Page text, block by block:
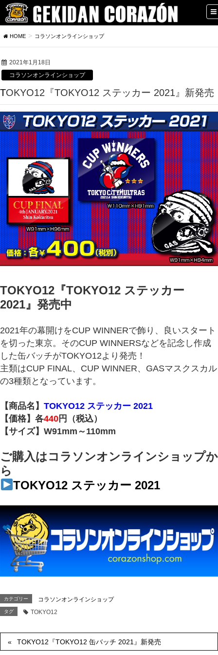
HOME コラソンオンラインショップ
2021年1月18日
コラソンオンラインショップ
TOKYO12『TOKYO12 ステッカー 2021』新発売
TOKYO12『TOKYO12 ステッカー
2021』発売中
2021年の幕開けをCUP WINNERで飾り、良いスタート
を切った東京。そのCUP WINNERSなどを記念し作成
した缶バッチがTOKYO12より発売！
主類はCUP FINAL、CUP WINNER、GASマスクスカル
の3種類となっています。
【商品名】 TOKYO12 ステッカー 2021
【価格】各440 円（税込）
【サイズ】W91mm～110mm
ご購入はコラソンオンラインショップか
ら
TOKYO12 ステッカー 2021
カテゴリー コラソンオンラインショップ
タグ TOKYO12
TOKYO12『TOKYO12 缶バッチ 2021』新発売